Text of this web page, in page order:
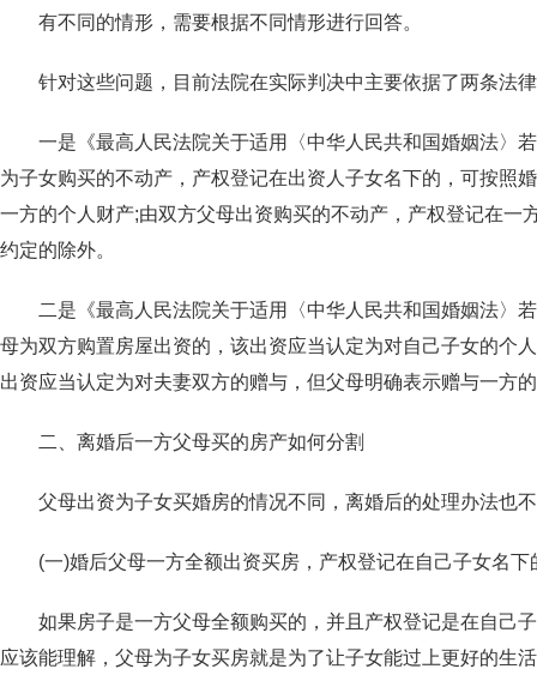
有不同的情形，需要根据不同情形进行回答。
针对这些问题，目前法院在实际判决中主要依据了两条法
一是《最高人民法院关于适用〈中华人民共和国婚姻法〉若
为子女购买的不动产，产权登记在出资人子女名下的，可按照
一方的个人财产;由双方父母出资购买的不动产，产权登记在
约定的除外。
二是《最高人民法院关于适用〈中华人民共和国婚姻法〉若
母为双方购置房屋出资的，该出资应当认定为对自己子女的个
出资应当认定为对夫妻双方的赠与，但父母明确表示赠与一方
二、离婚后一方父母买的房产如何分割
父母出资为子女买婚房的情况不同，离婚后的处理办法也不
(一)婚后父母一方全额出资买房，产权登记在自己子女名下
如果房子是一方父母全额购买的，并且产权登记是在自己子
应该能理解，父母为子女买房就是为了让子女能过上更好的生